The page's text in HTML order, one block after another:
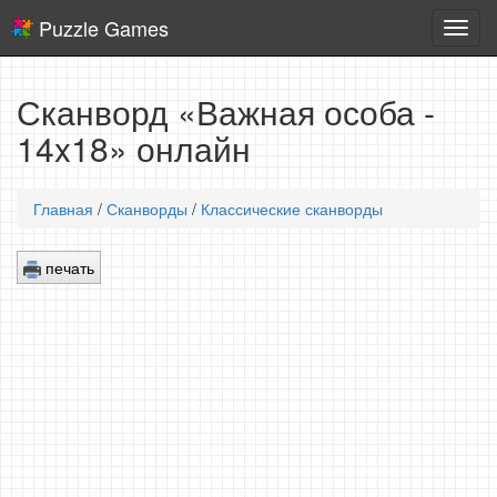
игры
Puzzle Games
Сканворд «Важная особа -
14x18» онлайн
Главная / Сканворды / Классические сканворды
печать